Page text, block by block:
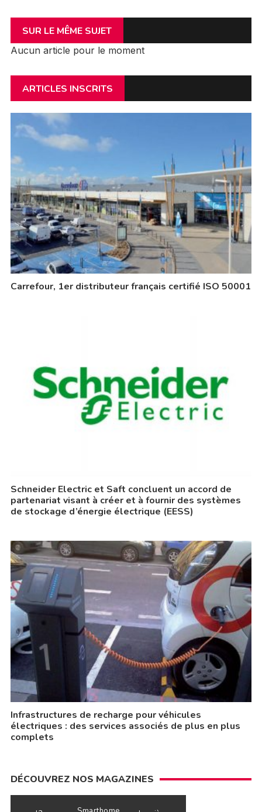
SUR LE MÊME SUJET
Aucun article pour le moment
ARTICLES INSCRITS
Carrefour, 1er distributeur français certifié ISO 50001
Schneider Electric et Saft concluent un accord de
partenariat visant à créer et à fournir des systèmes
de stockage d’énergie électrique (EESS)
Infrastructures de recharge pour véhicules
électriques : des services associés de plus en plus
complets
DÉCOUVREZ NOS MAGAZINES